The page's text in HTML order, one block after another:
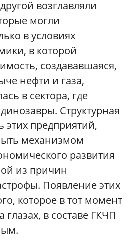
возглавляли
могли
в условиях
в которой
создававшаяся,
нефти и газа,
в сектора, где
Структурная
этих предприятий,
механизмом
развития
из причин
Появление этих
которое в тот момент
в составе ГКЧП